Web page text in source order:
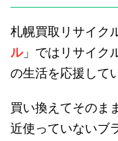
札幌買取リサイク
ル」ではリサイク
の生活を応援して
買い換えてそのま
近使っていないブ